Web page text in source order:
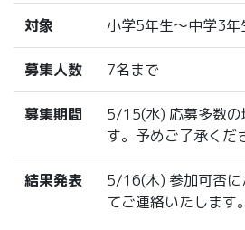
対象 小学5年生〜中学3年
募集人数 7名まで
募集期間
5/15(水) 応募多数の
す。予めご了承くだ
結果発表
5/16(木) 参加可否に
てご連絡いたします。